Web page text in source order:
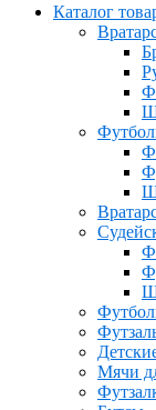
Каталог
Мячи